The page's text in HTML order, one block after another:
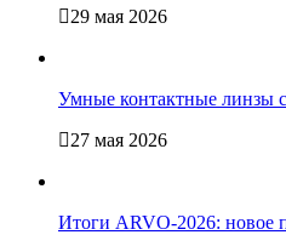
29 мая 2026
Умные контактные линзы
27 мая 2026
Итоги ARVO-2026: новое